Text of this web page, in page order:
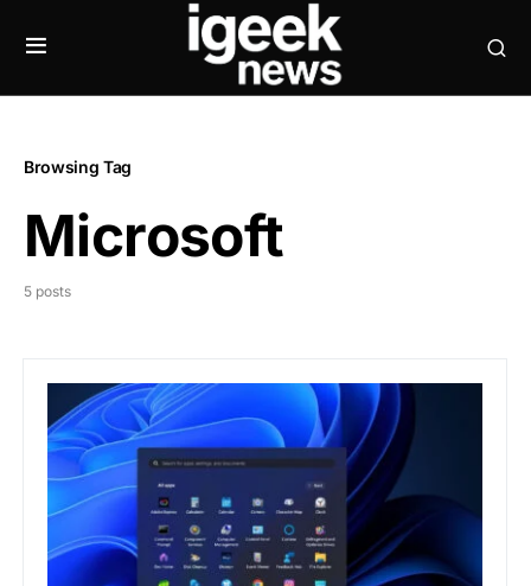
Browsing Tag
Microsoft
5 posts